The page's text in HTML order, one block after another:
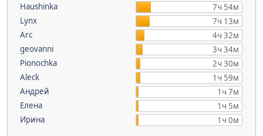
Haushinka
7ч 54м
Lynx
7ч 13м
Arc
4ч 32м
geovanni
3ч 34м
Pionochka
2ч 30м
Aleck
1ч 59м
Андрей
1ч 7м
Елена
1ч 5м
Ирина
1ч 0м